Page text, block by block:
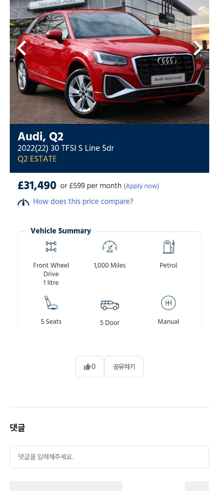
0 공유하기
댓글
댓글을 입력해주세요.